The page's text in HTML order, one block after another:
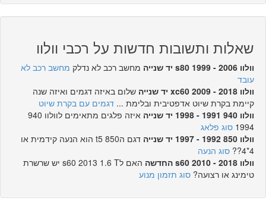
שאלות ותשובות חדשות על רכבי וולוו
וולוו s80 1999 - 2006 יד שנייה מחשב רכב לא נדלקמחשב רכב לא
עובד
וולוו xc60 2009 - 2018 יד שנייה
שלום באיזה דגמים ואיזה שנה
קיימת בקרת שיוט אדפטיבית ובלימת ... דגמים עם בקרת שיוט
וולוו 940 1991 - 1998 יד שנייה
איזה פלגים מתאימים לוולוו 940
1994 סוג פלאג
וולוו 850 1992 - 1997 יד שנייה
דגם ה850 t5 הוא הנעה קידמית או
סוג הנעה
וולוו s60 2010 - 2018 החדשה
האם לs60 2013 1.6 T יש שרשרת
טימינג או רצועה?סוג תזמון מנוע